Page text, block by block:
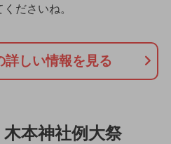
ださいね。
詳しい情報を見る
木本神社例大祭